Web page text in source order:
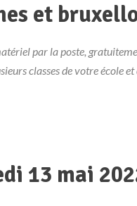
et
par la poste,
classes de votre école
13 mai